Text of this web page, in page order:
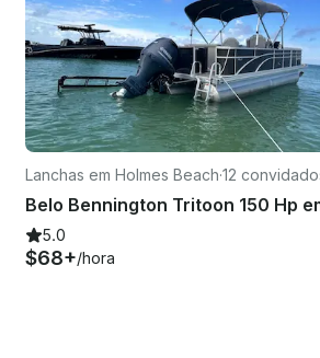
Lanchas em Holmes Beach·12
5.0
$68+/hora